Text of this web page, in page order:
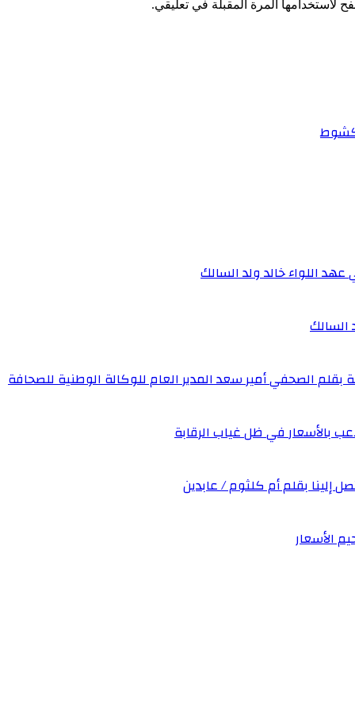
لاستخدامها المرة المقبلة في تعليقي.
اللواء خالد ولد السالك
السالك
بقلم الصحفي أمير سعد المدير العام للوكالة الوطنية للصحافة
بالأسعار في ظل غياب الرقابة
إلينا بقلم أم كلثوم / عابدين
الأسعار